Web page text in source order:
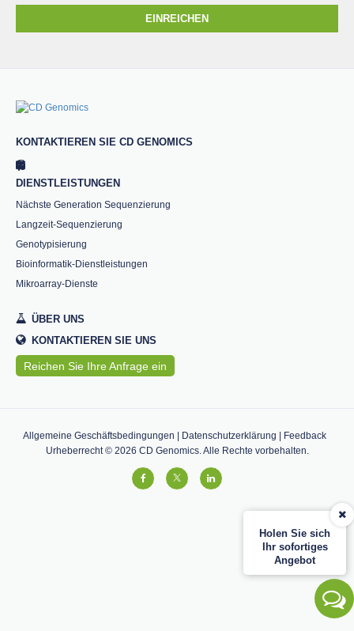
Holen Sie sich
Ihr sofortiges
Angebot
EINREICHEN
KONTAKTIEREN SIE CD GENOMICS
DIENSTLEISTUNGEN
Nächste Generation Sequenzierung
Langzeit-Sequenzierung
Genotypisierung
Bioinformatik-Dienstleistungen
Mikroarray-Dienste
ÜBER UNS
KONTAKTIEREN SIE UNS
Reichen Sie Ihre Anfrage ein
Allgemeine Geschäftsbedingungen Datenschutzerklärung
Feedback
Urheberrecht © 2026 CD Genomics. Alle Rechte vorbehalten.